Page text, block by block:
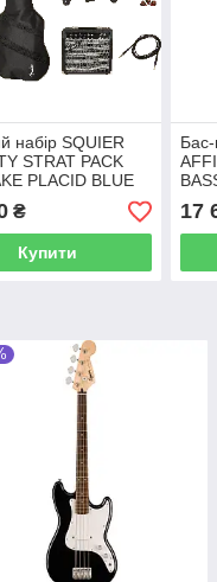
набір SQUIER
STRAT PACK
PLACID BLUE
₴
Купити
Бас-
17